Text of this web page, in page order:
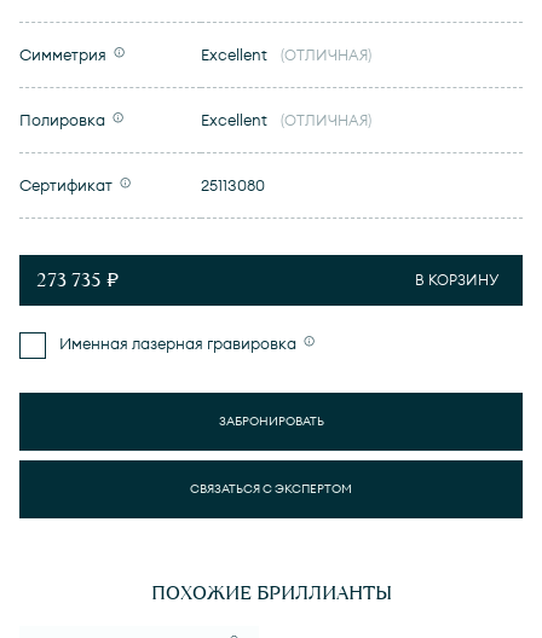
Симметрия Excellent (ОТЛИЧНАЯ)
Полировка Excellent (ОТЛИЧНАЯ)
Сертификат 25113080
273 735 ₽ В КОРЗИНУ
Именная лазерная гравировка
ЗАБРОНИРОВАТЬ
СВЯЗАТЬСЯ С ЭКСПЕРТОМ
ПОХОЖИЕ БРИЛЛИАНТЫ